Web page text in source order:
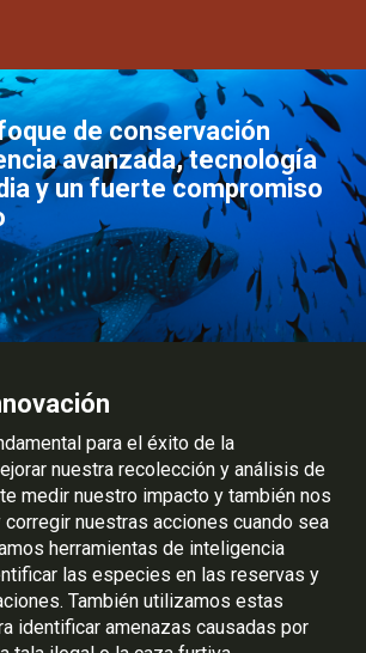
de conservación
avanzada, tecnología
y un fuerte compromiso
para el éxito de la
nuestra recolección y análisis de
medir nuestro impacto y también nos
nuestras acciones cuando sea
herramientas de inteligencia
las especies en las reservas y
También utilizamos estas
identificar amenazas causadas por